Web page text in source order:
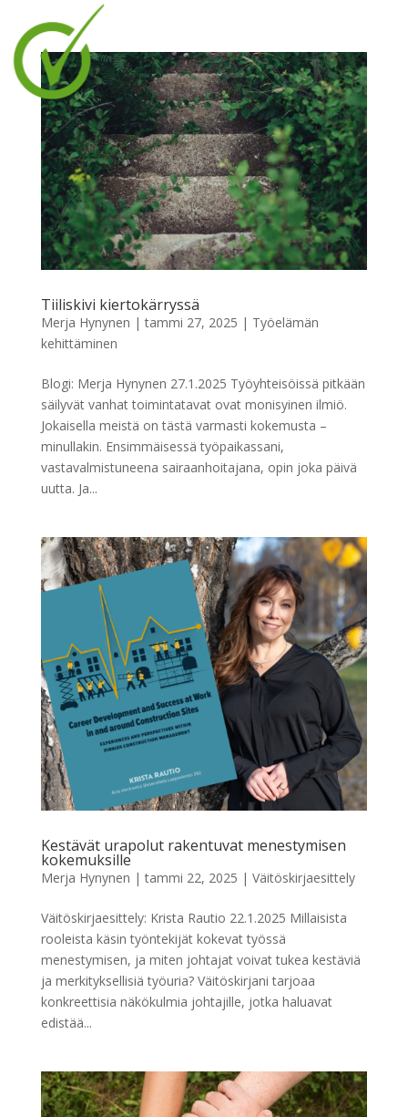
Tiiliskivi kiertokärryssä
Merja Hynynen |tammi 27, 2025 | Työelämän
kehittäminen
Blogi: Merja Hynynen 27.1.2025 Työyhteisöissä pitkään
säilyvät vanhat toimintatavat ovat monisyinen ilmiö.
Jokaisella meistä on tästä varmasti kokemusta –
minullakin. Ensimmäisessä työpaikassani,
vastavalmistuneena sairaanhoitajana, opin joka päivä
uutta. Ja...
Kestävät urapolut rakentuvat menestymisen
kokemuksille
Merja Hynynen |tammi 22, 2025 | Väitöskirjaesittely
Väitöskirjaesittely: Krista Rautio 22.1.2025 Millaisista
rooleista käsin työntekijät kokevat työssä
menestymisen, ja miten johtajat voivat tukea kestäviä
ja merkityksellisiä työuria? Väitöskirjani tarjoaa
konkreettisia näkökulmia johtajille, jotka haluavat
edistää...